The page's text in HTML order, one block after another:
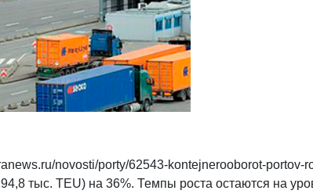
novosti/porty/62543-kontejnerooborot-
тыс. TEU) на 36%. Темпы роста остаются на